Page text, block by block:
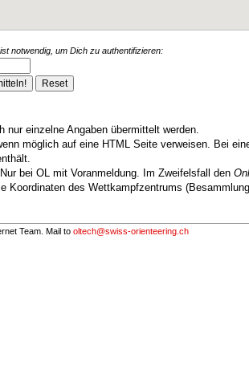
notwendig, um Dich zu authentifizieren:
nur einzelne Angaben übermittelt werden.
möglich auf eine HTML Seite verweisen. Bei
Nur bei OL mit Voranmeldung. Im Zweifelsfall den
Koordinaten des Wettkampfzentrums
Team. Mail to oltech@swiss-orienteering.ch